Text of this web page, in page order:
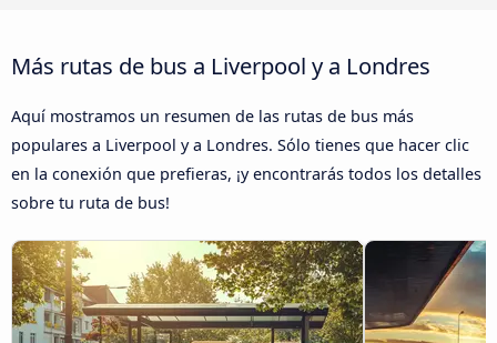
Más rutas de bus a Liverpool y a Londres
Aquí mostramos un resumen de las rutas de bus más
populares a Liverpool y a Londres. Sólo tienes que hacer clic
en la conexión que prefieras, ¡y encontrarás todos los detalles
sobre tu ruta de bus!